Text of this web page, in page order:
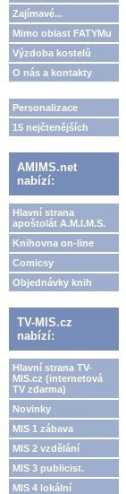
Zajímavé...
Mimo oblast FATYMu
Výzdoba kostelů
O nás a kontakty
Personalizace
15 nejčtenějších
AMIMS.net
nabízí:
Hlavní strana
apoštolát A.M.I.M.S.
Knihovna on-line
Comicsy
Objednávky knih
TV-MIS.cz
nabízí:
Hlavní strana TV-
MIS.cz (internetová
TV zdarma)
Novinky
MIS 1 zábava
MIS 2 vzdělání
MIS 3 publicist.
MIS 4 lokální